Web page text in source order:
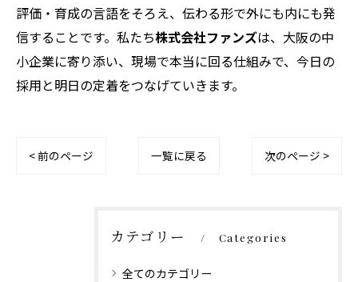
評価・育成の言語をそろえ、伝わる形で外にも内にも発
信することです。私たち株式会社ファンズは、大阪の中
小企業に寄り添い、現場で本当に回る仕組みで、今日の
採用と明日の定着をつなげていきます。
< 前のページ 一覧に戻る 次のページ >
カテゴリー Categories
全てのカテゴリー